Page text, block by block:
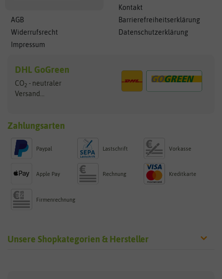
AGB
Widerrufsrecht
Impressum
Kontakt
Barrierefreiheitserklärung
Datenschutzerklärung
DHL GoGreen
CO2 - neutraler
Versand...
Zahlungsarten
Paypal Lastschrift Vorkasse
Apple Pay Rechnung Kreditkarte
Firmenrechnung
Unsere Shopkategorien & Hersteller